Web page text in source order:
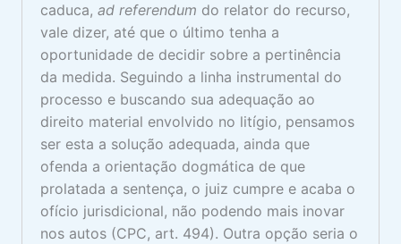
caduca, ad referendum do relator do recurso,
vale dizer, até que o último tenha a
oportunidade de decidir sobre a pertinência
da medida. Seguindo a linha instrumental do
processo e buscando sua adequação ao
direito material envolvido no litígio, pensamos
ser esta a solução adequada, ainda que
ofenda a orientação dogmática de que
prolatada a sentença, o juiz cumpre e acaba o
ofício jurisdicional, não podendo mais inovar
nos autos (CPC, art. 494). Outra opção seria o